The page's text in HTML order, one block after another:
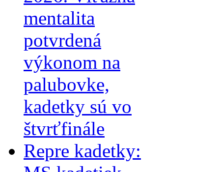
mentalita
potvrdená
výkonom na
palubovke,
kadetky sú vo
štvrťfinále
Repre kadetky: